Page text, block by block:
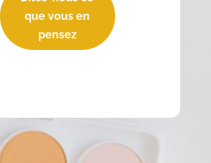
que vous en
pensez